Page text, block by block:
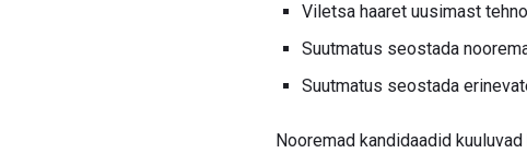
Viletsa haaret uusimast
Suutmatus seostada
Suutmatus seostada
Nooremad kandidaadid